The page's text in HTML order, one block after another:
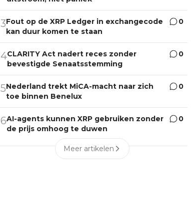
3Fout op de XRP Ledger in exchangecode
kan duur komen te staan
0
4CLARITY Act nadert reces zonder
bevestigde Senaatsstemming
0
5Nederland trekt MiCA-macht naar zich
toe binnen Benelux
0
6AI-agents kunnen XRP gebruiken zonder
de prijs omhoog te duwen
0
Meer artikelen